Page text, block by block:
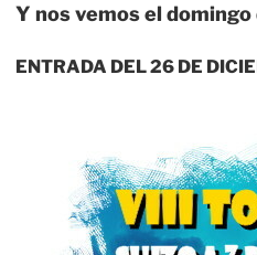
Y nos vemos el
ENTRADA DEL 26 DE